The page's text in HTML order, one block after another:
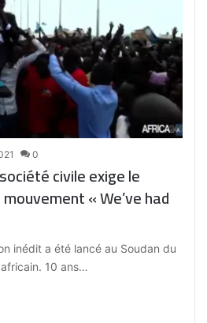
0
civile exige le
« We’ve had
inédit a été lancé au Soudan du
10 ans…